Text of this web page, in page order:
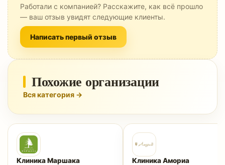
Работали с компанией? Расскажите, как всё прошло
— ваш отзыв увидят следующие клиенты.
Написать первый отзыв
Похожие организации
Вся категория →
Клиника Маршака Клиника Амориа